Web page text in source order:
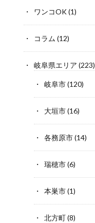
ワンコOK(1)
コラム (12)
岐阜県エリア (223)
岐阜市(120)
大垣市(16)
各務原市(14)
瑞穂市(6)
本巣市(1)
北方町(8)